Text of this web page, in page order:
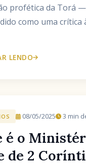
profética da Torá
como uma crítica
LENDO
08/05/2025 3 min
é o
de 2